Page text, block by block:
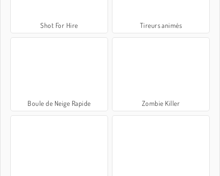
Shot For Hire Tireurs animés
Boule de Neige Rapide Zombie Killer